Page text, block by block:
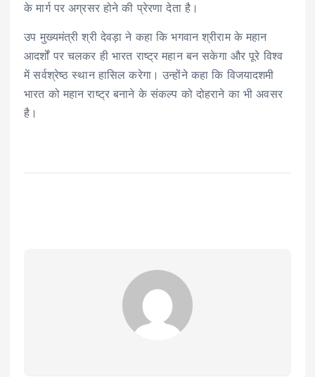
के मार्ग पर अग्रसर होने की प्रेरणा देता है।
उप मुख्यमंत्री श्री देवड़ा ने कहा कि भगवान श्रीराम के महान
आदर्शों पर चलकर ही भारत राष्ट्र महान बन सकेगा और पूरे विश्व
में सर्वश्रेष्ठ स्थान हासिल करेगा। उन्होंने कहा कि विजयादशमी
भारत को महान राष्ट्र बनाने के संकल्प को दोहराने का भी अवसर
है।